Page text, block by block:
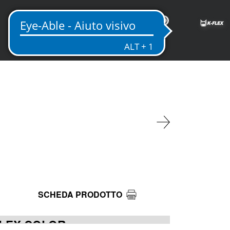
IT
SCHEDA PRODOTTO
COLOR